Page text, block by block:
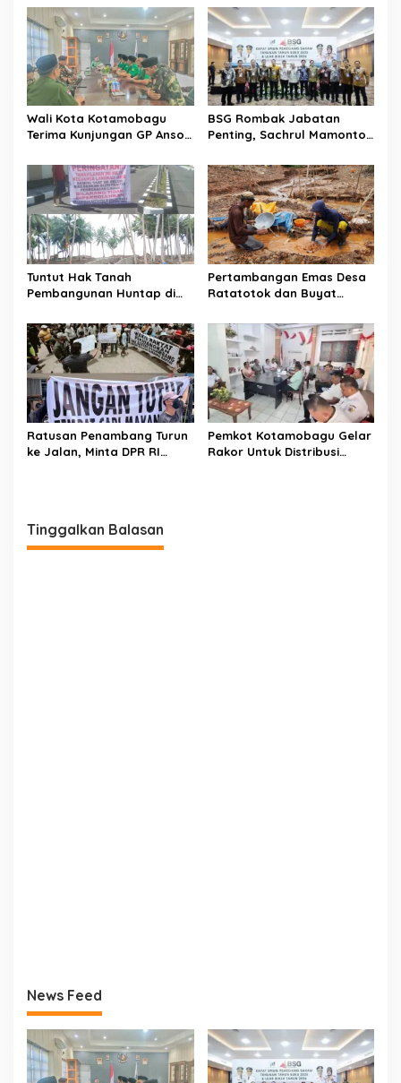
a
s
i
p
o
s
Wali Kota Kotamobagu
Terima Kunjungan GP Ansor
BSG Rombak Jabatan
Penting, Sachrul Mamonto
Komisaris
Tuntut Hak Tanah
Pembangunan Huntap di
Aris Siap Jalur Hukum !
Pertambangan Emas Desa
Ratatotok dan Buyat
Masyarakat Semakin
Meningkat
Ratusan Penambang Turun
ke Jalan, Minta DPR RI
Pemkot Kotamobagu Gelar
Rakor Untuk Distribusi
Tinggalkan Balasan
News Feed